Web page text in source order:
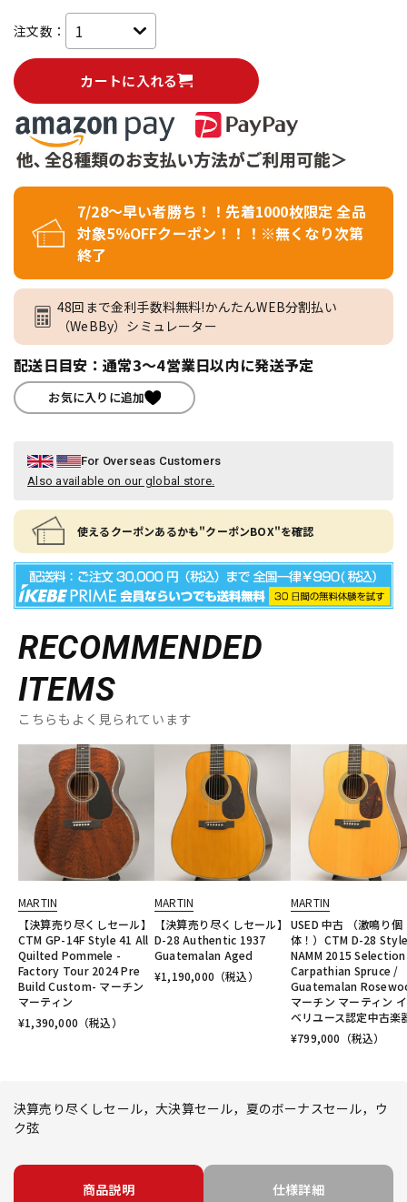
注文数：
カートに入れる
7/28～早い者勝ち！！先着1000枚限定 全品
対象5％OFFクーポン！！！※無くなり次第
終了
48回まで金利手数料無料!かんたんWEB分割払い
（WeBBy）シミュレーター
配送日目安：通常3～4営業日以内に発送予定
お気に入りに追加
For Overseas Customers
Also available on our global store.
使えるクーポンあるかも"クーポンBOX"を確認
RECOMMENDED
ITEMS
こちらもよく見られています
MARTIN
【決算売り尽くしセール】
CTM GP-14F Style 41 All
Quilted Pommele -
Factory Tour 2024 Pre
Build Custom- マーチン
マーティン
¥1,390,000 （税込）
MARTIN
【決算売り尽くしセール】
D-28 Authentic 1937
Guatemalan Aged
¥1,190,000 （税込）
MARTIN
USED 中古 （激鳴り個
体！）CTM D-28
NAMM 2015 Selection
Carpathian Spruce /
Guatemalan
マーチン マーティン
ベリユース認定中古楽
¥799,000 （税込）
決算売り尽くしセール，大決算セール，夏のボーナスセール，ウ
ク弦
商品説明 仕様詳細